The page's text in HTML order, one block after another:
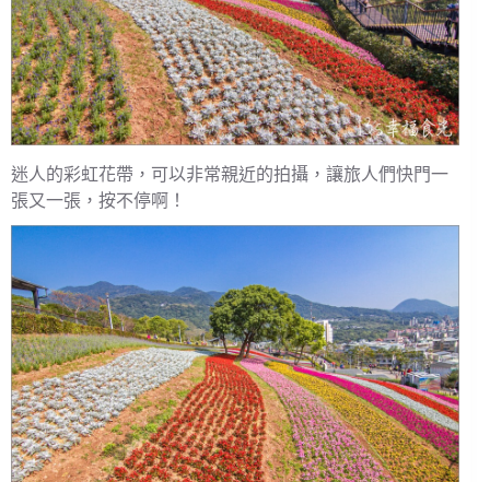
迷人的彩虹花帶，可以非常親近的拍攝，讓旅人們快門一
張又一張，按不停啊！